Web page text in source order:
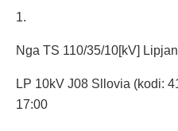
1.
Nga TS 110/35/10[kV]
LP 10kV J08 Sllovia (kodi:
17:00